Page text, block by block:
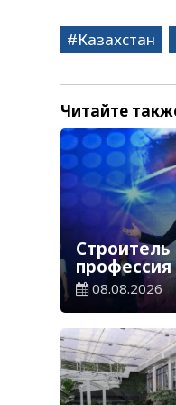
Казахстан
Читайте
Строитель
профессия
08.08.2026